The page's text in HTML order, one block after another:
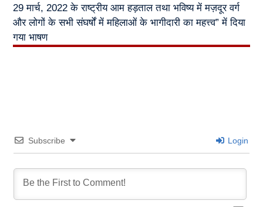
29 मार्च, 2022 के राष्ट्रीय आम हड़ताल तथा भविष्य में मज़दूर वर्ग
और लोगों के सभी संघर्षों में महिलाओं के भागीदारी का महत्त्व” में दिया
गया भाषण
Subscribe Login